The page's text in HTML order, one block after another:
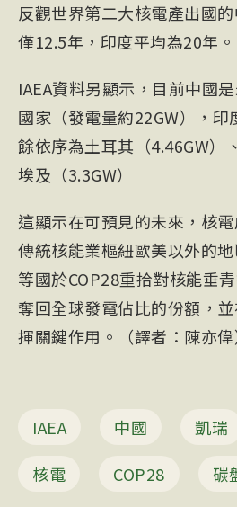
反觀世界第二大核電產出國
僅12.5年，印度平均為20年。
IAEA資料另顯示，目前中國
國家（發電量約22GW），印
餘依序為土耳其（4.46GW）
埃及（3.3GW）
這顯示在可預見的未來，核
傳統核能業樞紐歐美以外的
等國於COP28重拾對核能垂
奪回全球發電佔比的份額，
揮關鍵作用。（譯者：陳亦偉
IAEA 中國 凱瑞
核電
COP28 碳